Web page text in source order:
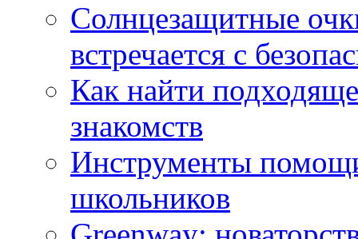
Солнцезащитные
встречается с
Как найти
знакомств
Инструменты
школьников